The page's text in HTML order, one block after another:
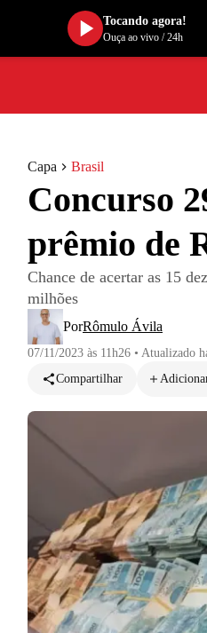
Capa Brasil
Concurso
prêmio de
Chance de acertar as 15
milhões
PorRômulo Ávila
07/11/2023 às 11h26 • Atualizado
Compartilhar
Tocando agora!
Ouça ao vivo/24h